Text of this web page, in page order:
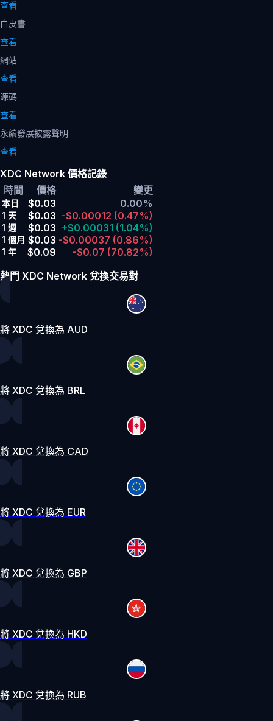
查看
白皮書
查看
網站
查看
源碼
查看
永續發展披露聲明
查看
XDC Network 價格記錄
時間
價格 變更
本日 $0.03 0.00%
1 天 $0.03 -$0.00012 (0.47%)
1 週 $0.03 +$0.00031 (1.04%)
1 個月 $0.03 -$0.00037 (0.86%)
1 年 $0.09 -$0.07 (70.82%)
熱門 XDC Network 兌換交易對
將 XDC 兌換為 AUD
將 XDC 兌換為 BRL
將 XDC 兌換為 CAD
將 XDC 兌換為 EUR
將 XDC 兌換為 GBP
將 XDC 兌換為 HKD
將 XDC 兌換為 RUB